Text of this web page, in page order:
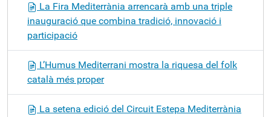
La Fira Mediterrània arrencarà amb una triple
inauguració que combina tradició, innovació i
participació
L’Humus Mediterrani mostra la riquesa del folk
català més proper
La setena edició del Circuit Estepa Mediterrània